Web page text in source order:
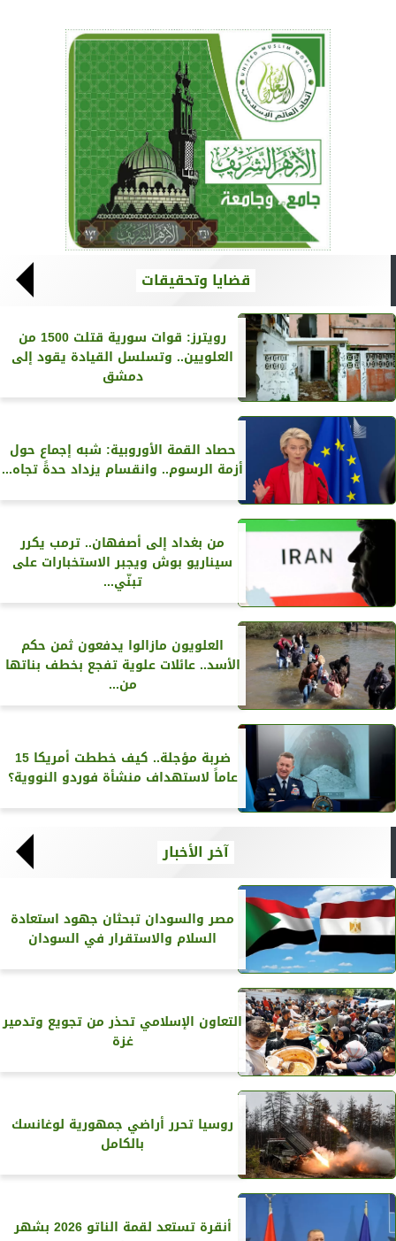
قضايا وتحقيقات
رويترز‏: قوات سورية قتلت 1500 من
العلويين.. وتسلسل القيادة يقود إلى
دمشق
حصاد القمة الأوروبية: شبه إجماع حول
أزمة الرسوم.. وانقسام يزداد حدةً تجاه...
من بغداد إلى أصفهان.. ترمب يكرر
سيناريو بوش ويجبر الاستخبارات على
تبنّي...
العلويون مازالوا يدفعون ثمن حكم
الأسد.. عائلات علوية تفجع بخطف بناتها
من...
ضربة مؤجلة.. كيف خططت أمريكا 15
عاماً لاستهداف منشأة فوردو النووية؟
آخر الأخبار
مصر والسودان تبحثان جهود استعادة
السلام والاستقرار في السودان
التعاون الإسلامي تحذر من تجويع وتدمير
غزة
روسيا تحرر أراضي جمهورية لوغانسك
بالكامل
أنقرة تستعد لقمة الناتو 2026 بشهر